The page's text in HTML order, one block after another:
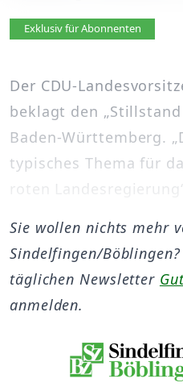
Artikel vorlesen
Exklusiv für Abonnenten
Der CDU-
beklagt den
Baden-Württemberg.
typisches Thema für
roten
Sie wollen nichts mehr
Sindelfingen/
täglichen Newsletter
anmelden.